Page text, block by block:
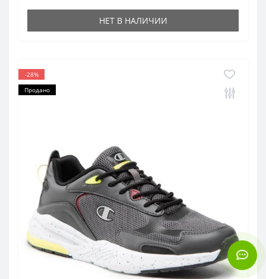
НЕТ В НАЛИЧИИ
-28%
Продано